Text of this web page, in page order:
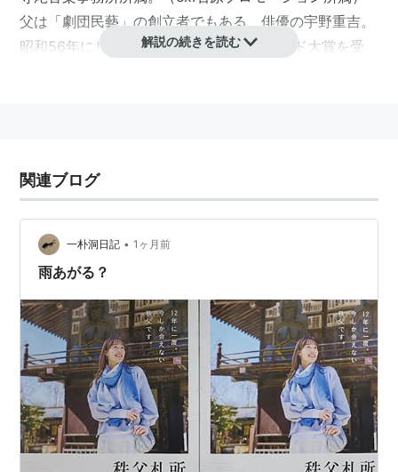
父は「劇団民藝」の創立者でもある、俳優の宇野重吉。
昭和56年にリリースし、同年の日本レコード大賞を受
寺尾聡と表記されることもあり。
黒部の太陽
同胞
迷走地図
乱（監督:黒澤明）
夢（監督:黒澤明）
まあだだよ（監督:黒澤明）
雨あがる
モスラ
キャッツ・アイ
解説の続きを読む
関連ブログ
一朴洞日記 • 1ヶ月前
雨あがる？